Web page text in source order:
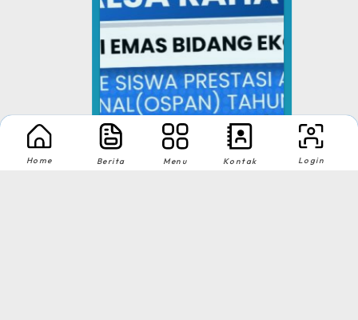
Home Berita Menu Kontak Login